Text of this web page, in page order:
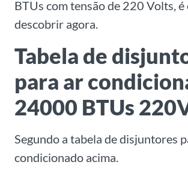
BTUs com tensão de 220 Volts, é
descobrir agora.
Tabela de
para ar
24000 BTUs
Segundo a tabela de disjuntores
condicionado acima.